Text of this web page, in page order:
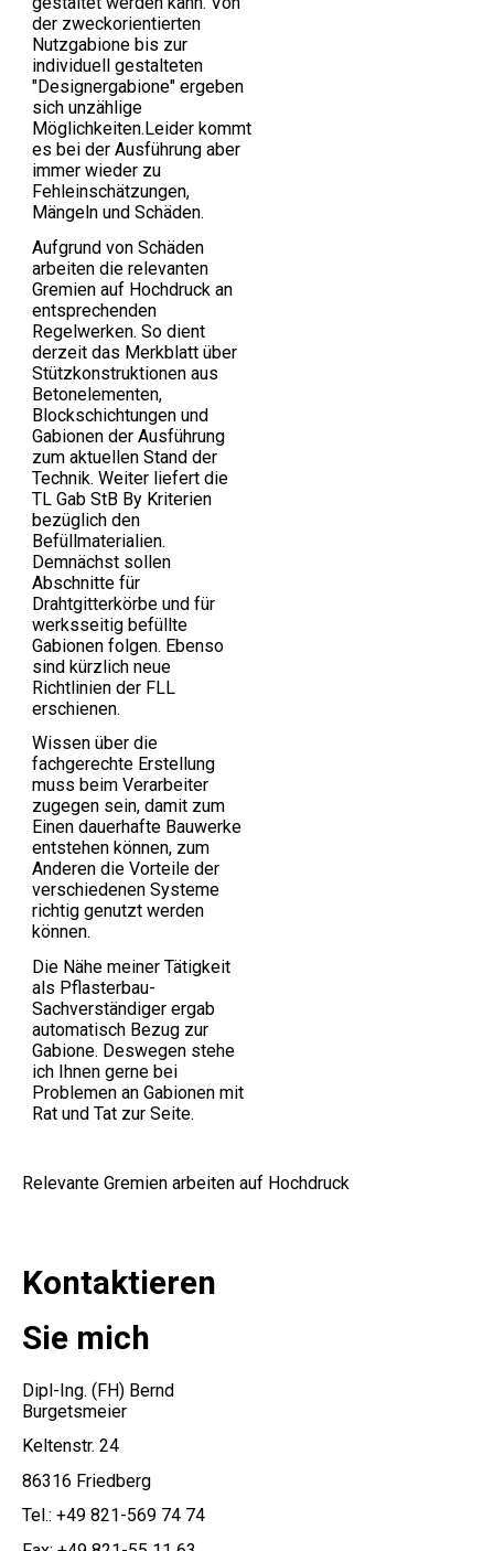
der zweckorientierten
Nutzgabione bis zur
individuell gestalteten
"Designergabione" ergeben
sich unzählige
Möglichkeiten.Leider kommt
es bei der Ausführung aber
immer wieder zu
Fehleinschätzungen,
Mängeln und Schäden.
Aufgrund von Schäden
arbeiten die relevanten
Gremien auf Hochdruck an
entsprechenden
Regelwerken. So dient
derzeit das Merkblatt über
Stützkonstruktionen aus
Betonelementen,
Blockschichtungen und
Gabionen der Ausführung
zum aktuellen Stand der
Technik. Weiter liefert die
TL Gab StB By Kriterien
bezüglich den
Befüllmaterialien.
Demnächst sollen
Abschnitte für
Drahtgitterkörbe und für
werksseitig befüllte
Gabionen folgen. Ebenso
sind kürzlich neue
Richtlinien der FLL
erschienen.
Wissen über die
fachgerechte Erstellung
muss beim Verarbeiter
zugegen sein, damit zum
Einen dauerhafte Bauwerke
entstehen können, zum
Anderen die Vorteile der
verschiedenen Systeme
richtig genutzt werden
können.
Die Nähe meiner Tätigkeit
als Pflasterbau-
Sachverständiger ergab
automatisch Bezug zur
Gabione. Deswegen stehe
ich Ihnen gerne bei
Problemen an Gabionen mit
Rat und Tat zur Seite.
Relevante Gremien arbeiten auf Hochdruck
Kontaktieren
Sie mich
Dipl-Ing. (FH) Bernd
Burgetsmeier
Keltenstr. 24
86316 Friedberg
Tel.: +49 821-569 74 74